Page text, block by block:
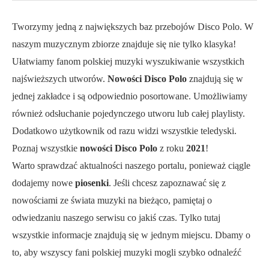
Tworzymy jedną z największych baz przebojów Disco Polo. W
naszym muzycznym zbiorze znajduje się nie tylko klasyka!
Ułatwiamy fanom polskiej muzyki wyszukiwanie wszystkich
najświeższych utworów. Nowości Disco Polo znajdują się w
jednej zakładce i są odpowiednio posortowane. Umożliwiamy
również odsłuchanie pojedynczego utworu lub całej playlisty.
Dodatkowo użytkownik od razu widzi wszystkie teledyski.
Poznaj wszystkie nowości Disco Polo z roku 2021!
Warto sprawdzać aktualności naszego portalu, ponieważ ciągle
dodajemy nowe piosenki. Jeśli chcesz zapoznawać się z
nowościami ze świata muzyki na bieżąco, pamiętaj o
odwiedzaniu naszego serwisu co jakiś czas. Tylko tutaj
wszystkie informacje znajdują się w jednym miejscu. Dbamy o
to, aby wszyscy fani polskiej muzyki mogli szybko odnaleźć